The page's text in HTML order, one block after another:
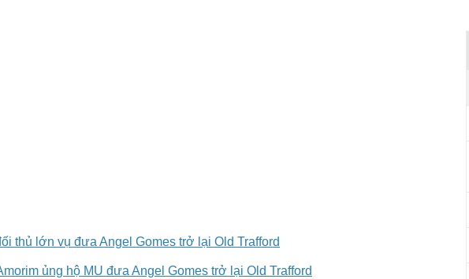
thủ lớn vụ đưa Angel Gomes trở lại Old Trafford
ủng hộ MU đưa Angel Gomes trở lại Old Trafford